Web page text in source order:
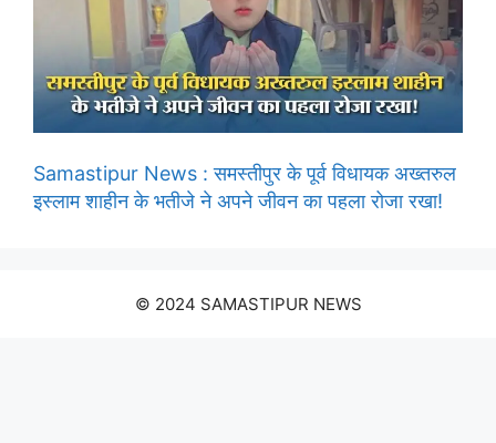
Samastipur News : समस्तीपुर के पूर्व विधायक अख्तरुल
इस्लाम शाहीन के भतीजे ने अपने जीवन का पहला रोजा रखा!
© 2024 SAMASTIPUR NEWS